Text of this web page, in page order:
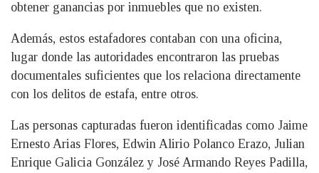
obtener ganancias por inmuebles que no existen.
Además, estos estafadores contaban con una oficina,
lugar donde las autoridades encontraron las pruebas
documentales suficientes que los relaciona directamente
con los delitos de estafa, entre otros.
Las personas capturadas fueron identificadas como Jaime
Ernesto Arias Flores, Edwin Alirio Polanco Erazo, Julian
Enrique Galicia González y José Armando Reyes Padilla,